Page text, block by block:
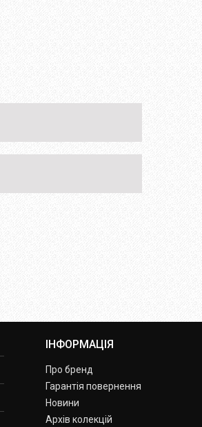
ІНФОРМАЦІЯ
Про бренд
Гарантія повернення
Новини
Архів колекцій